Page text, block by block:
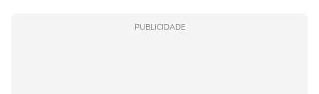
PUBLICIDADE